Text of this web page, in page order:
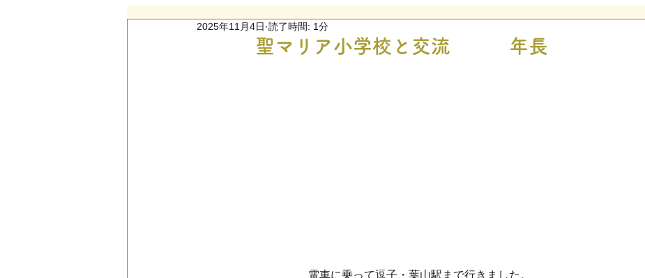
聖マリア小学校と交流 年長
2025年11月4日 読了時間: 1分
電車に乗って逗子・葉山駅まで行きました。